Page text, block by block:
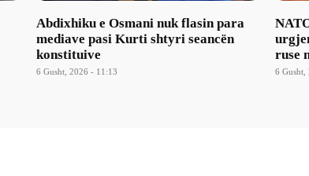
Abdixhiku e Osmani nuk flasin para
mediave pasi Kurti shtyri seancën
konstituive
6 Gusht, 2026 - 11:13
ruse
6 Gusht,